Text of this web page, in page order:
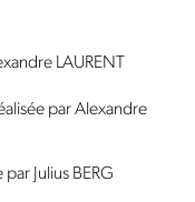
LAURENT
par Alexandre
par Julius BERG